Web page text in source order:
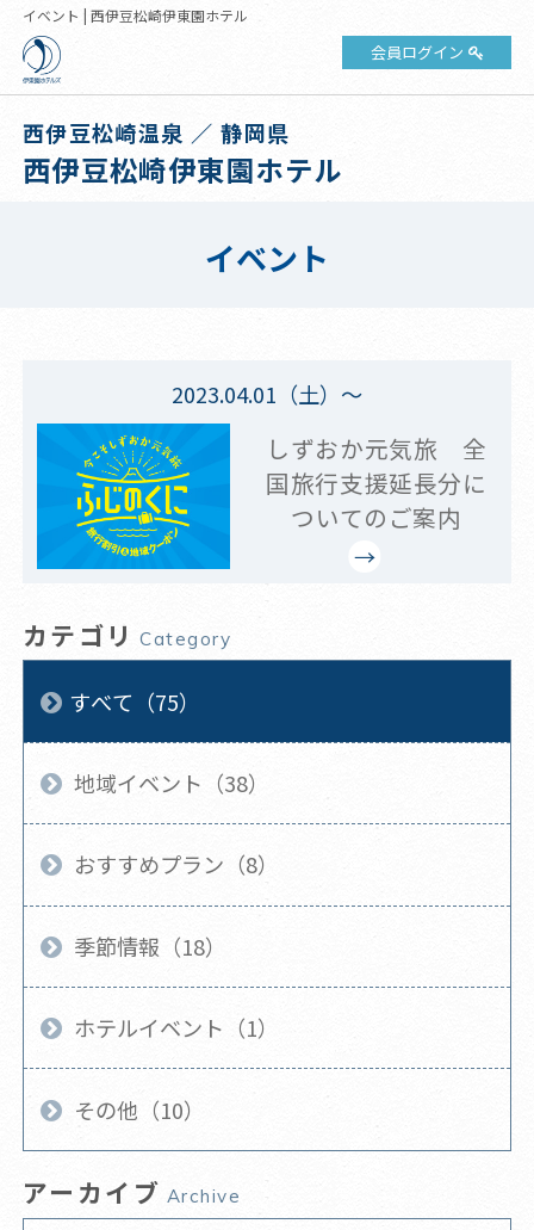
イベント | 西伊豆松崎伊東園ホテル
会員ログイン
西伊豆松崎温泉 ／ 静岡県
西伊豆松崎伊東園ホテル
イベント
2023.04.01（土）～
しずおか元気旅 全
国旅行支援延長分に
ついてのご案内
カテゴリ Category
すべて（75）
地域イベント（38）
おすすめプラン（8）
季節情報（18）
ホテルイベント（1）
その他（10）
アーカイブ Archive